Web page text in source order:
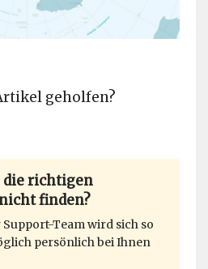
geholfen?
die richtigen
finden?
Team wird sich so
persönlich bei Ihnen